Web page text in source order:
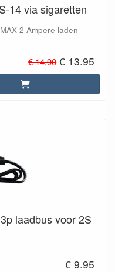
14 via sigaretten
2 Ampere laden
€ 14.90 € 13.95
laadbus voor 2S
€ 9.95